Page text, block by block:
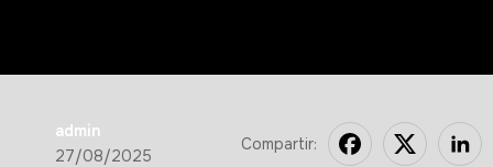
admin
27/08/2025
Compartir: